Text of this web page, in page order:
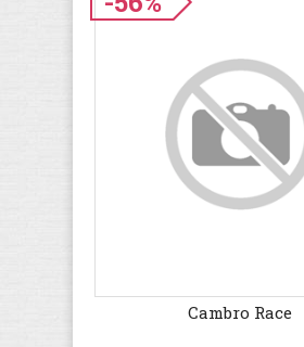
Cambro Race